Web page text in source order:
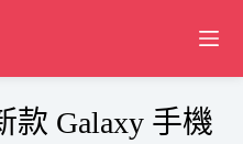
款 Galaxy 手機